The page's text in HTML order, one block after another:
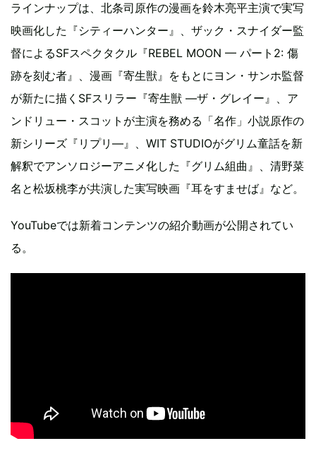
ラインナップは、北条司原作の漫画を鈴木亮平主演で実写
映画化した『シティーハンター』、ザック・スナイダー監
督によるSFスペクタクル『REBEL MOON — パート2: 傷
跡を刻む者』、漫画『寄生獣』をもとにヨン・サンホ監督
が新たに描くSFスリラー『寄生獣 —ザ・グレイー』、ア
ンドリュー・スコットが主演を務める「名作」小説原作の
新シリーズ『リプリ—』、WIT STUDIOがグリム童話を新
解釈でアンソロジーアニメ化した『グリム組曲』、清野菜
名と松坂桃李が共演した実写映画『耳をすませば』など。
YouTubeでは新着コンテンツの紹介動画が公開されてい
る。